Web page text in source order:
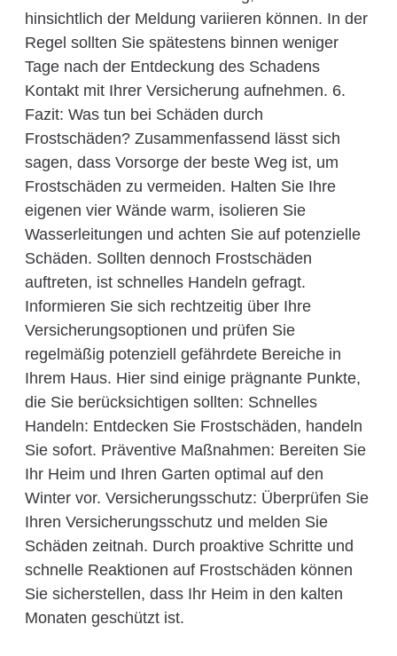
hinsichtlich der Meldung variieren können. In der
Regel sollten Sie spätestens binnen weniger
Tage nach der Entdeckung des Schadens
Kontakt mit Ihrer Versicherung aufnehmen. 6.
Fazit: Was tun bei Schäden durch
Frostschäden? Zusammenfassend lässt sich
sagen, dass Vorsorge der beste Weg ist, um
Frostschäden zu vermeiden. Halten Sie Ihre
eigenen vier Wände warm, isolieren Sie
Wasserleitungen und achten Sie auf potenzielle
Schäden. Sollten dennoch Frostschäden
auftreten, ist schnelles Handeln gefragt.
Informieren Sie sich rechtzeitig über Ihre
Versicherungsoptionen und prüfen Sie
regelmäßig potenziell gefährdete Bereiche in
Ihrem Haus. Hier sind einige prägnante Punkte,
die Sie berücksichtigen sollten: Schnelles
Handeln: Entdecken Sie Frostschäden, handeln
Sie sofort. Präventive Maßnahmen: Bereiten Sie
Ihr Heim und Ihren Garten optimal auf den
Winter vor. Versicherungsschutz: Überprüfen Sie
Ihren Versicherungsschutz und melden Sie
Schäden zeitnah. Durch proaktive Schritte und
schnelle Reaktionen auf Frostschäden können
Sie sicherstellen, dass Ihr Heim in den kalten
Monaten geschützt ist.